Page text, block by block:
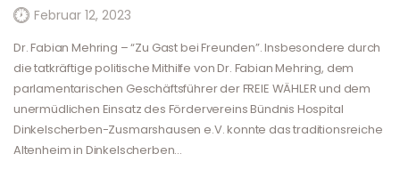
Februar 12, 2023
Dr. Fabian Mehring – “Zu Gast bei Freunden”. Insbesondere durch
die tatkräftige politische Mithilfe von Dr. Fabian Mehring, dem
parlamentarischen Geschäftsführer der FREIE WÄHLER und dem
unermüdlichen Einsatz des Fördervereins Bündnis Hospital
Dinkelscherben-Zusmarshausen e.V. konnte das traditionsreiche
Altenheim in Dinkelscherben…